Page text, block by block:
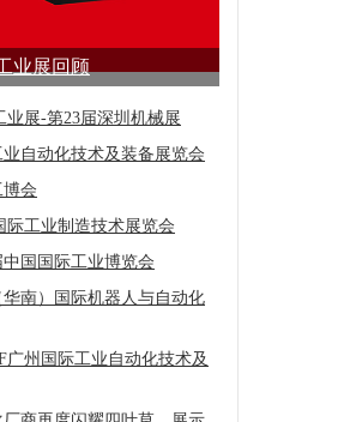
业展回顾
业展-第23届深圳机械展
业自动化技术及装备展览会
博会
际工业制造技术展览会
国国际工业博览会
华南）国际机器人与自动化
广州国际工业自动化技术及